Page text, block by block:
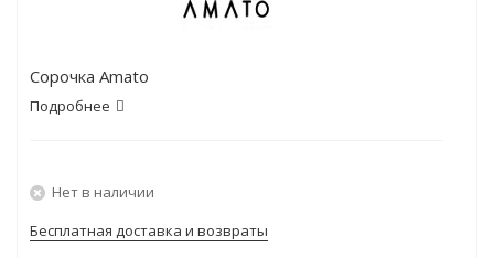
Сорочка Amato
Подробнее
Нет в наличии
Бесплатная доставка и возвраты